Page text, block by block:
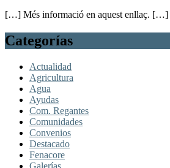
[…] Més informació en aquest enllaç. […]
Categorías
Actualidad
Agricultura
Agua
Ayudas
Com. Regantes
Comunidades
Convenios
Destacado
Fenacore